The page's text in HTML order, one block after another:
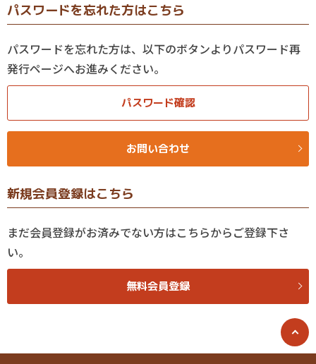
新規会員登録はこちら
まだ会員登録がお済みでない方はこちらからご登録下さ
い。
無料会員登録
パスワードを忘れた方はこちら
パスワードを忘れた方は、以下のボタンよりパスワード再
発行ページへお進みください。
パスワード確認
お問い合わせ